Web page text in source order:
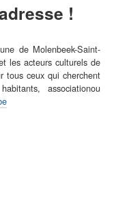
!
de Molenbeek-Saint-
les acteurs culturels de
tous ceux qui cherchent
associationou